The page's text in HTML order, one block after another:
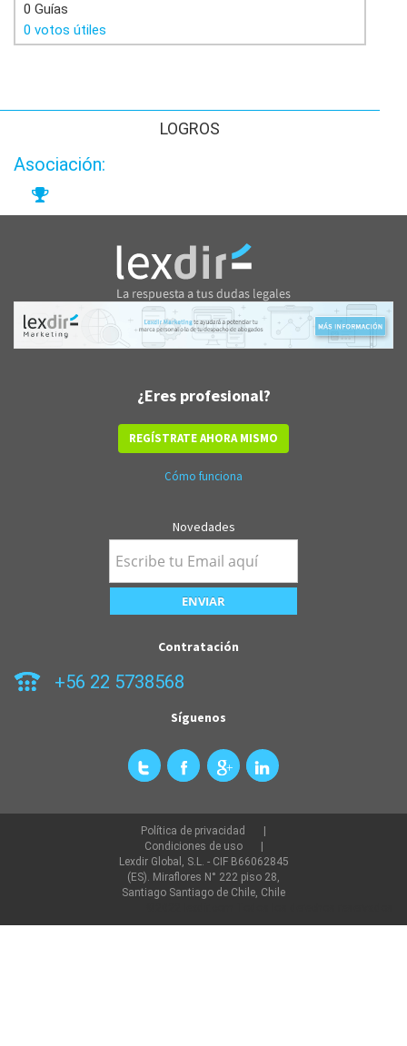
0 Guías
0 votos útiles
LOGROS
Asociación:
¿Eres profesional?
REGÍSTRATE AHORA MISMO
Cómo funciona
Novedades
Contratación
+56 22 5738568
Síguenos
Política de privacidad
Condiciones de uso
Lexdir Global, S.L. - CIF B66062845
(ES). Miraflores N° 222 piso 28,
Santiago Santiago de Chile, Chile